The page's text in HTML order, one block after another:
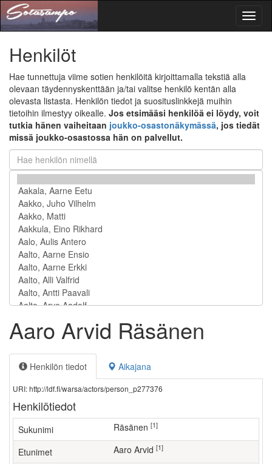
Henkilöt
Hae tunnettuja viime sotien henkilöitä kirjoittamalla tekstiä alla
olevaan täydennyskenttään ja/tai valitse henkilö kentän alla
olevasta listasta. Henkilön tiedot ja suosituslinkkejä muihin
tietoihin ilmestyy oikealle. Jos etsimääsi henkilöä ei löydy, voit
tutkia hänen vaiheitaan joukko-osastonäkymässä, jos tiedät
missä joukko-osastossa hän on palvellut.
Aaro Arvid Räsänen
Henkilön tiedot Aikajana
URI: http://ldf.fi/warsa/actors/person_p277376
Henkilötiedot
Sukunimi Räsänen [1]
Etunimet Aaro Arvid [1]